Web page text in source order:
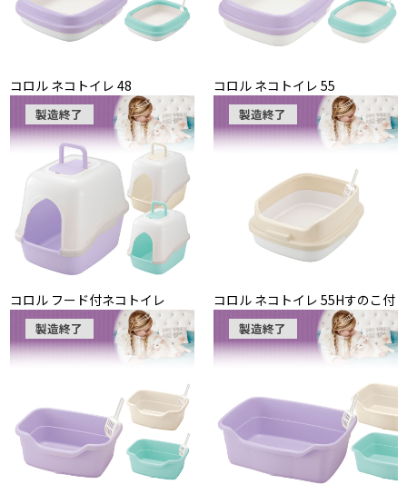
コロル ネコトイレ 48 コロル ネコトイレ 55
製造終了
コロル フード付ネコトイレ
製造終了
コロル ネコトイレ 55Hすのこ付
製造終了 製造終了